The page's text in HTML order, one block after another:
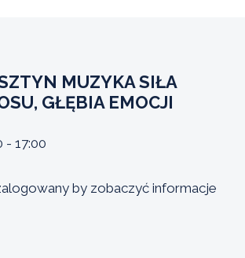
MUZYKA SIŁA
GŁĘBIA EMOCJI
- 17:00
by zobaczyć informacje